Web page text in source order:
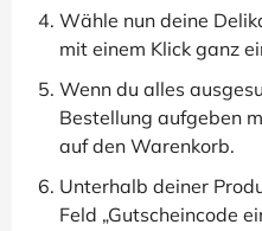
Wähle nun deine
mit einem Klick ganz
Wenn du alles
Bestellung aufgeben
auf den Warenkorb.
Unterhalb deiner
Feld „Gutscheincode